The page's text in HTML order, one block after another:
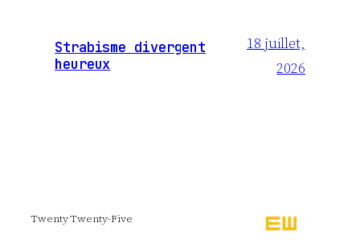
Strabisme divergent
heureux
18 juillet,
2026
Twenty Twenty-Five